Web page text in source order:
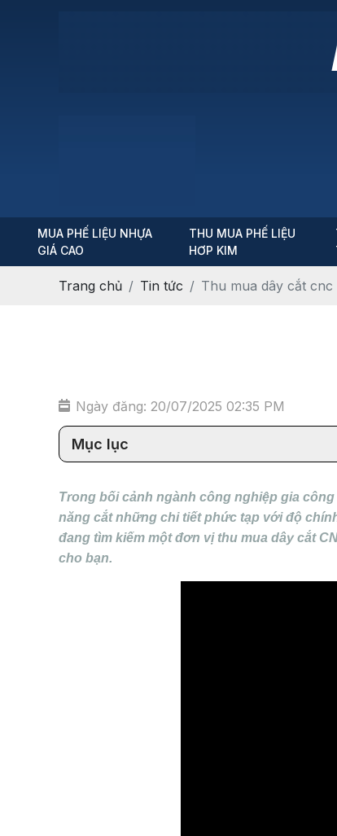
MUA PHẾ LIỆU NHỰA
GIÁ CAO
THU MUA PHẾ LIỆU
HƠP KIM
Trang chủ Tin tức Thu mua dây cắt cnc
Ngày đăng: 20/07/2025 02:35 PM
Mục lục
Trong bối cảnh ngành công nghiệp gia
năng cắt những chi tiết phức tạp với độ
đang tìm kiếm một đơn vị thu mua dây cắt
cho bạn.